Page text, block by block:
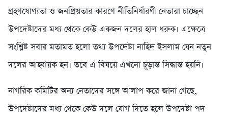
গ্রহণযোগ্যতা ও জনপ্রিয়তার কারণে নীতিনির্ধারণী নেতারা চাচ্ছেন
উপদেষ্টাদের মধ্য থেকে কেউ একজন দলের হাল ধরুক। এক্ষেত্রে
সংশ্লিষ্ট সবার মতামত হলো তথ্য উপদেষ্টা নাহিদ ইসলাম যেন নতুন
দলের আহ্বায়ক হন। তবে এ বিষয়ে এখনো চূড়ান্ত সিদ্ধান্ত হয়নি।
নাগরিক কমিটির অন্য নেতাদের সঙ্গে আলাপ করে জানা গেছে,
উপদেষ্টাদের মধ্য থেকে কেউ দলে যোগ দিতে হলে উপদেষ্টা পদ